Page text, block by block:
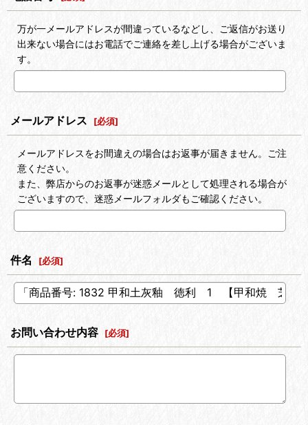
万が一メールアドレスが間違っているなどし、ご返信がお送り
出来ない場合にはお電話でご連絡を差し上げる場合がございま
す。
メールアドレス [必須]
メールアドレスをお間違えの場合はお返事が届きません。ご注
意ください。
また、弊店からのお返事が迷惑メールとして処理される場合が
ございますので、迷惑メールフォルダもご確認ください。
件名 [必須]
お問い合わせ内容 [必須]